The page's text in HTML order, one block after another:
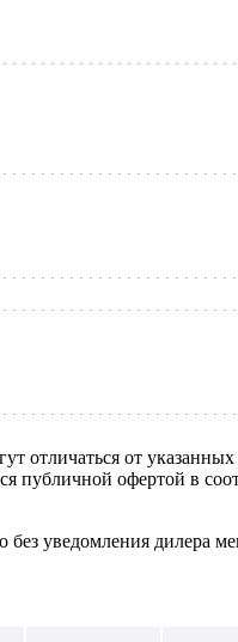
отличаться от
публичной офертой в
без уведомления дилера